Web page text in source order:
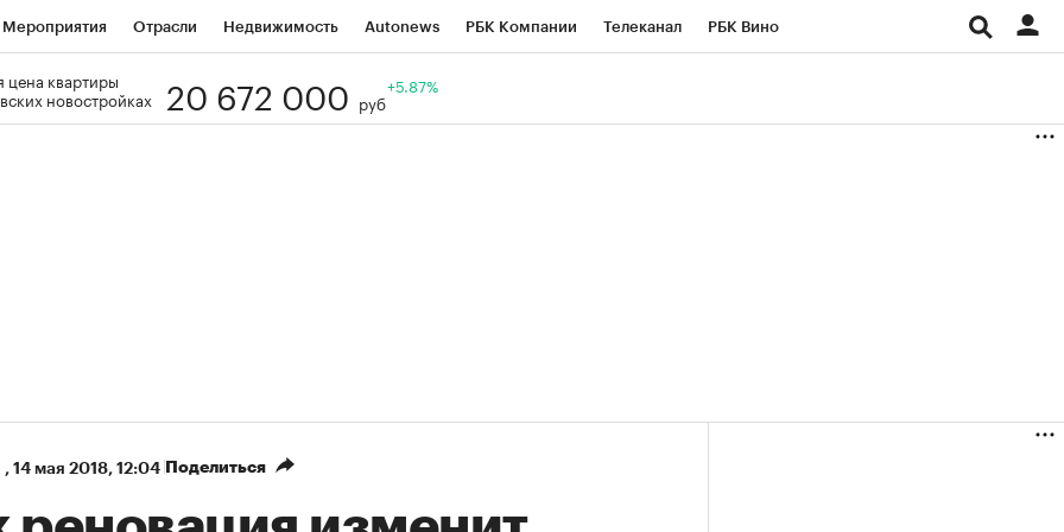
Мероприятия Отрасли Недвижимость Autonews РБК Компании Телеканал РБК Вино
Визионеры
цена квартиры
новостройках
20 672 000 руб
+5.87%
, 14 мая 2018, 12:04 Поделиться